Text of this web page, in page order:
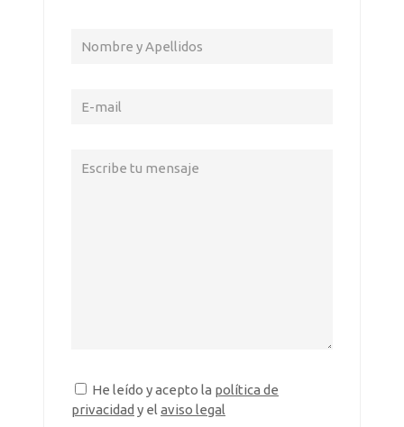
He leído y acepto la política de
privacidad y el aviso legal